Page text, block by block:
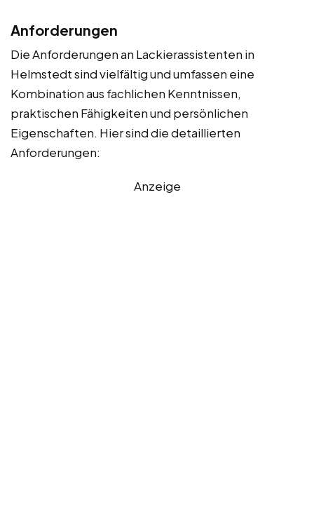
Anforderungen
Die Anforderungen an Lackierassistenten in
Helmstedt sind vielfältig und umfassen eine
Kombination aus fachlichen Kenntnissen,
praktischen Fähigkeiten und persönlichen
Eigenschaften. Hier sind die detaillierten
Anforderungen:
Anzeige